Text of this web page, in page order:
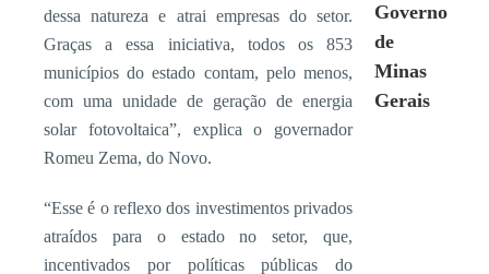
dessa natureza e atrai empresas do setor.
Graças a essa iniciativa, todos os 853
municípios do estado contam, pelo menos,
com uma unidade de geração de energia
solar fotovoltaica”, explica o governador
Romeu Zema, do Novo.
“Esse é o reflexo dos investimentos privados
atraídos para o estado no setor, que,
incentivados por políticas públicas do
Governo
de
Minas
Gerais